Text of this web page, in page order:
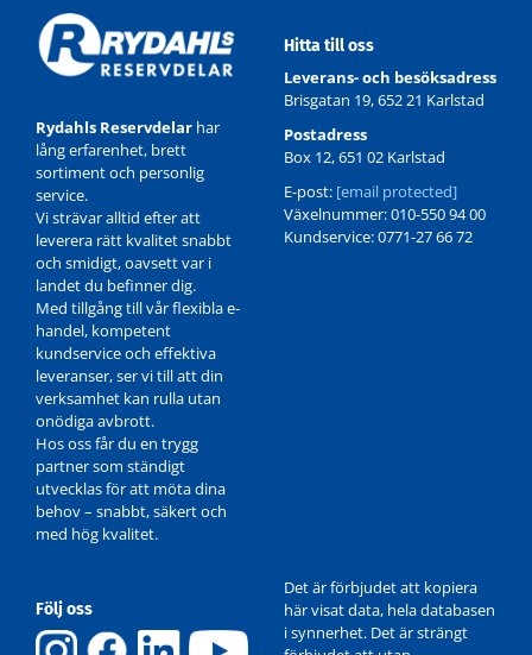
Rydahls Reservdelar har
lång erfarenhet, brett
sortiment och personlig
service.
Vi strävar alltid efter att
leverera rätt kvalitet snabbt
och smidigt, oavsett var i
landet du befinner dig.
Med tillgång till vår flexibla e-
handel, kompetent
kundservice och effektiva
leveranser, ser vi till att din
verksamhet kan rulla utan
onödiga avbrott.
Hos oss får du en trygg
partner som ständigt
utvecklas för att möta dina
behov – snabbt, säkert och
med hög kvalitet.
Hitta till oss
Leverans- och besöksadress
Brisgatan 19, 652 21 Karlstad
Postadress
Box 12, 651 02 Karlstad
E-post: [email protected]
Växelnummer: 010-550 94 00
Kundservice: 0771-27 66 72
Följ oss
Det är förbjudet att kopiera
här visat data, hela databasen
i synnerhet. Det är strängt